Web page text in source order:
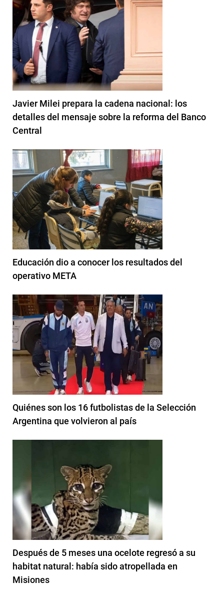
Javier Milei prepara la cadena nacional: los
detalles del mensaje sobre la reforma del Banco
Central
Educación dio a conocer los resultados del
operativo META
Quiénes son los 16 futbolistas de la Selección
Argentina que volvieron al país
Después de 5 meses una ocelote regresó a su
habitat natural: había sido atropellada en
Misiones